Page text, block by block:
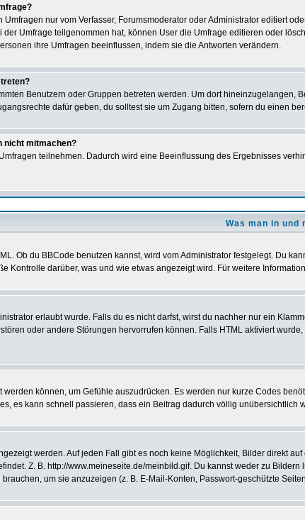
nur vom Verfasser, Forumsmoderator oder Administrator editiert
Umfrage teilgenommen hat, können User die Umfrage editieren oder
ihre Umfragen beeinflussen, indem sie die Antworten verändern.
Benutzern oder Gruppen betreten werden. Um dort
dafür geben, du solltest sie um Zugang bitten, sofern du einen
nicht mitmachen?
teilnehmen. Dadurch wird eine Beeinflussung des Ergebnisses
Was man in und
Ob du BBCode benutzen kannst, wird vom Administrator festgelegt. Du
Kontrolle darüber, was und wie etwas angezeigt wird. Für weitere
erlaubt wurde. Falls du es nicht darfst, wirst du nachher nur ein
oder andere Störungen hervorrufen können. Falls HTML aktiviert
können, um Gefühle auszudrücken. Es werden nur kurze Codes
es kann schnell passieren, dass ein Beitrag dadurch völlig
werden. Auf jeden Fall gibt es noch keine Möglichkeit, Bilder direkt
Z. B. http://www.meineseite.de/meinbild.gif. Du kannst weder zu
um sie anzuzeigen (z. B. E-Mail-Konten, Passwort-geschützte